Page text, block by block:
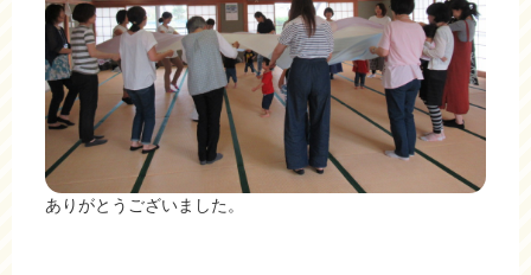
ありがとうございました。